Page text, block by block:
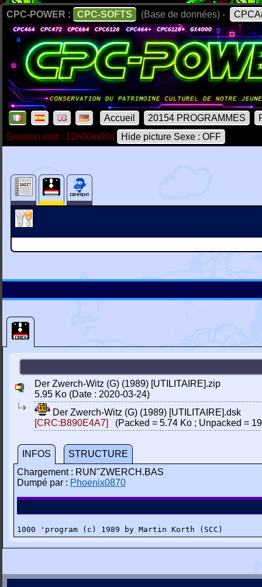
CPC-POWER : CPC-SOFTS (Base de données) -
Accueil 20154 PROGRAMMES
Session end : 12h00m00s
Hide picture Sexe : OFF
Der Zwerch-Witz (G) (1989) [UTILITAIRE].zip
5.95 Ko (Date : 2020-03-24)
Der Zwerch-Witz (G) (1989) [UTILITAIRE].dsk
[CRC:B890E4A7]
(Packed = 5.74 Ko ; Unpacked =
INFOS
STRUCTURE
Chargement : RUN"ZWERCH.BAS
Dumpé par : Phoenix0870
1000 'program (c) 1989 by Martin Korth (SCC)